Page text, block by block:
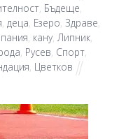
Бъдеще
деца Езеро Здраве
кану, Липник,
Русев Спорт
Цветков